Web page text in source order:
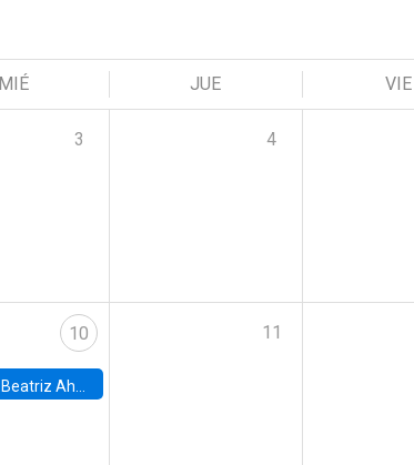
MIÉ JUE VIE
3 4
10
Beatriz Ahumada, PhD candidate, Universidad de Pittsburgh
11